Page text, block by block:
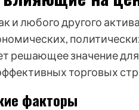
и любого другого
решающее значение
торговых
факторы